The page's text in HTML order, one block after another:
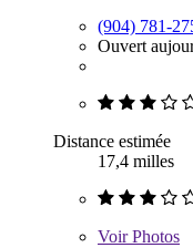
(904) 781-
Ouvert
Distance estimée
17,4 milles
VoirPhotos